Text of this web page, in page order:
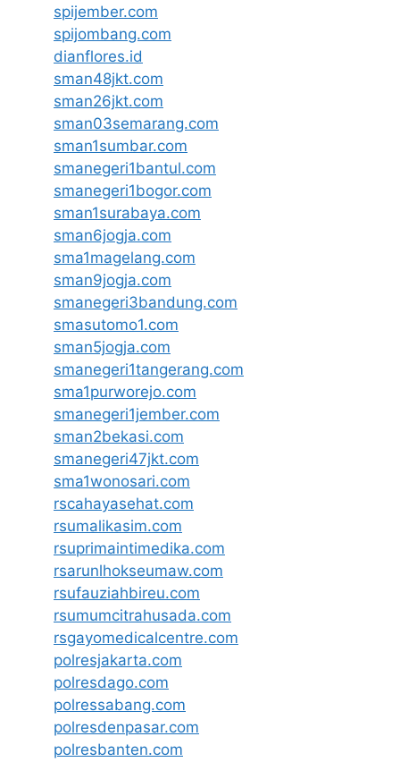
spijember.com
spijombang.com
dianflores.id
sman48jkt.com
sman26jkt.com
sman03semarang.com
sman1sumbar.com
smanegeri1bantul.com
smanegeri1bogor.com
sman1surabaya.com
sman6jogja.com
sma1magelang.com
sman9jogja.com
smanegeri3bandung.com
smasutomo1.com
sman5jogja.com
smanegeri1tangerang.com
sma1purworejo.com
smanegeri1jember.com
sman2bekasi.com
smanegeri47jkt.com
sma1wonosari.com
rscahayasehat.com
rsumalikasim.com
rsuprimaintimedika.com
rsarunlhokseumaw.com
rsufauziahbireu.com
rsumumcitrahusada.com
rsgayomedicalcentre.com
polresjakarta.com
polresdago.com
polressabang.com
polresdenpasar.com
polresbanten.com